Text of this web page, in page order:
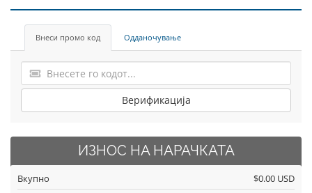
Внеси промо код Одданочување
Верификација
ИЗНОС НА НАРАЧКАТА
Вкупно $0.00 USD